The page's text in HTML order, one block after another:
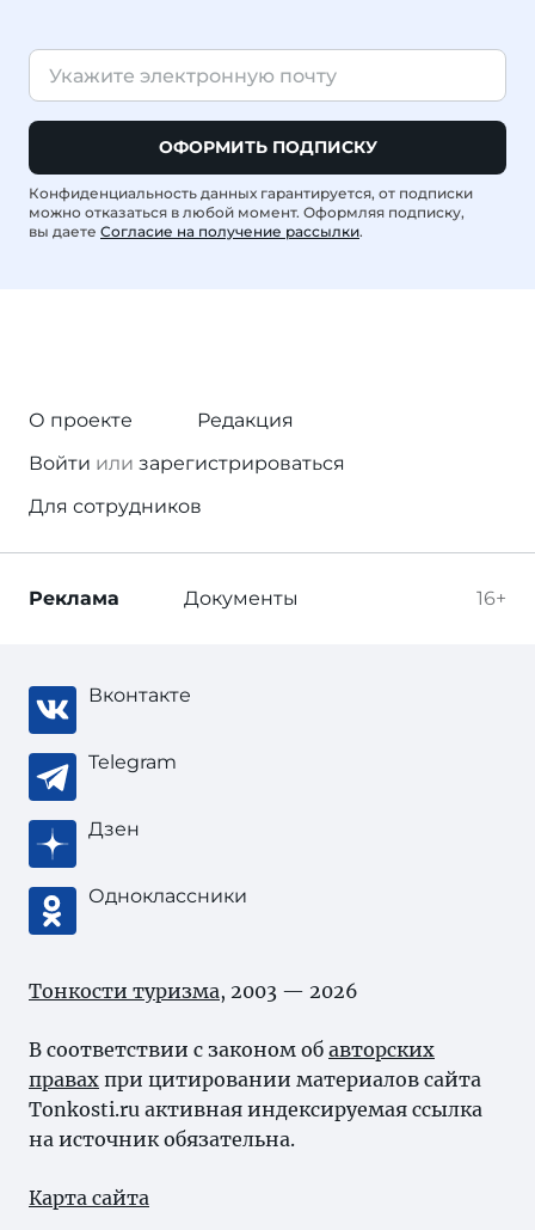
ОФОРМИТЬ ПОДПИСКУ
Конфиденциальность данных гарантируется, от подписки
можно отказаться в любой момент. Оформляя подписку,
вы даете Согласие на получение рассылки.
О проекте
Редакция
Войти или зарегистрироваться
Для сотрудников
16+
Реклама Документы
Вконтакте
Telegram
Дзен
Одноклассники
Тонкости туризма, 2003 — 2026
В соответствии с законом об авторских
правах при цитировании материалов сайта
Tonkosti.ru активная индексируемая ссылка
на источник обязательна.
Карта сайта